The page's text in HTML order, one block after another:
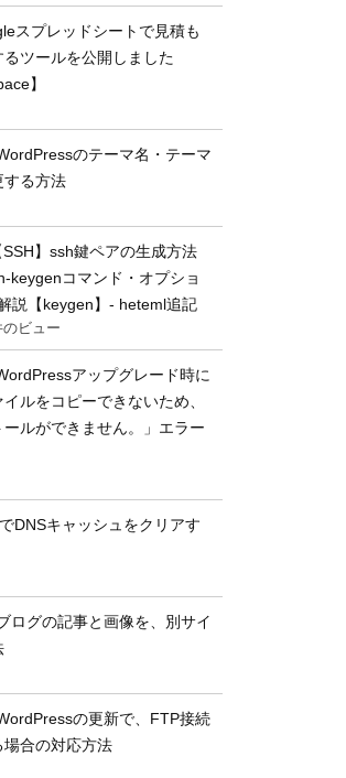
スプレッドシートで見積も
るツールを公開しました
】
のテーマ名・テーマ
する方法
SSH】ssh鍵ペアの生成方法
keygenコマンド・オプショ
説【keygen】- heteml追記
のビュー
アップグレード時に
イルをコピーできないため、
ルができません。」エラー
DNSキャッシュをクリアす
ログの記事と画像を、別サイ
の更新で、FTP接続
合の対応方法